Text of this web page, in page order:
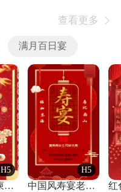
查看更多 
满月百日宴
H5
喜庆寿宴请柬老人生日宴会邀请函请柬过大寿
H5
中国风寿宴老人生日宴会邀请函寿宴请帖请柬